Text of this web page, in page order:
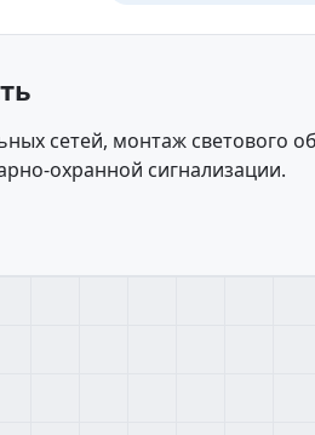
сетей, монтаж светового
охранной сигнализации.